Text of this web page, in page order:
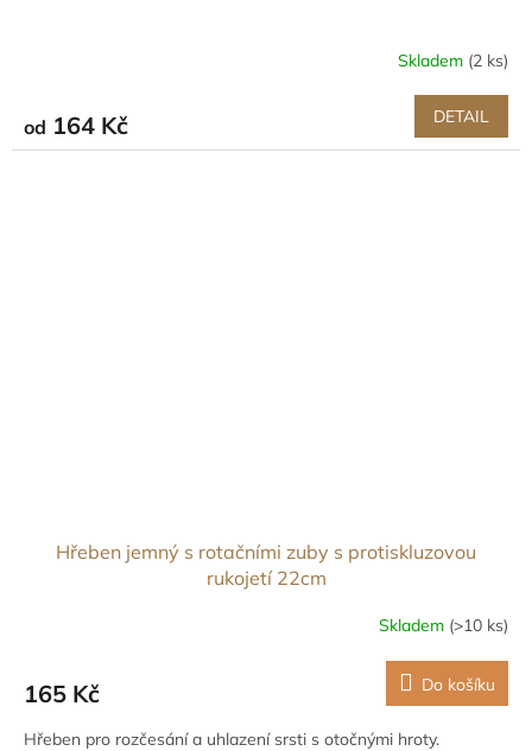
Skladem (2 ks)
od 164 Kč DETAIL
Hřeben jemný s rotačními zuby s protiskluzovou
rukojetí 22cm
Skladem (>10 ks)
165 Kč Do košíku
Hřeben pro rozčesání a uhlazení srsti s otočnými hroty.